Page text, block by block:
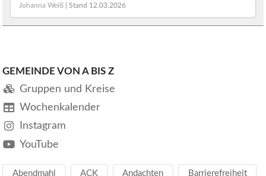
Johanna Weiß | Stand 12.03.2026
GEMEINDE VON A BIS Z
Gruppen und Kreise
Wochenkalender
Instagram
YouTube
Abendmahl ACK Andachten Barrierefreiheit